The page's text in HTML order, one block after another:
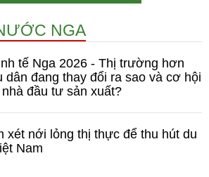
NGA
tế Nga 2026 - Thị trường hơn
dân đang thay đổi ra sao và cơ hội
đầu tư sản xuất?
xét nới lỏng thị thực để thu hút du
Nam